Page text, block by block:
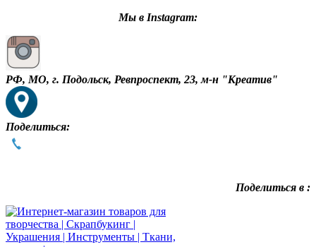
Мы в Instagram:
РФ, МО, г. Подольск, Ревпроспект, 23, м-н "Креатив"
Поделиться:
Поделиться в :